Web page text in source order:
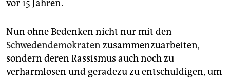
vor 15 Jahren.
Nun ohne Bedenken nicht nur mit den
Schwedendemokraten zusammenzuarbeiten,
sondern deren Rassismus auch noch zu
verharmlosen und geradezu zu entschuldigen, um